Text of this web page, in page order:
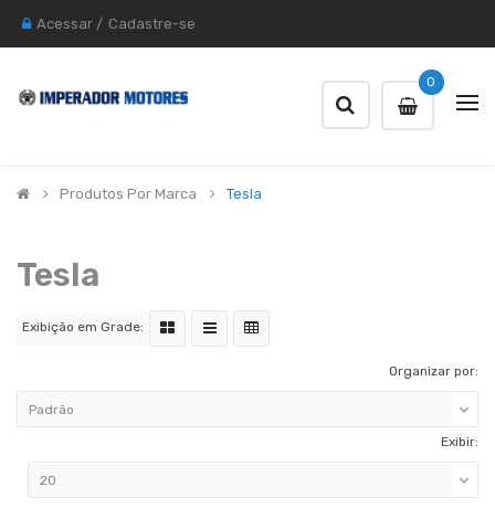
Acessar / Cadastre-se
0
Produtos Por Marca Tesla
Tesla
Exibição em Grade:
Organizar por:
Exibir: